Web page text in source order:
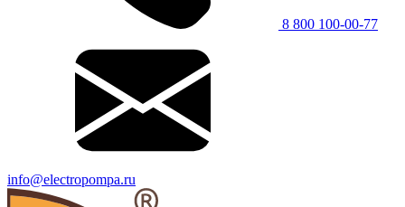
8 800 100-00-77
info@electropompa.ru